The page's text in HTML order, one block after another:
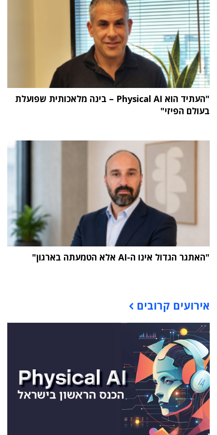
"העתיד הוא Physical AI – בינה מלאכותית שפועלת
בעולם הפיזי"
"האתגר הגדול אינו ה-AI אלא הטמעתה בארגון"
אירועים קרובים